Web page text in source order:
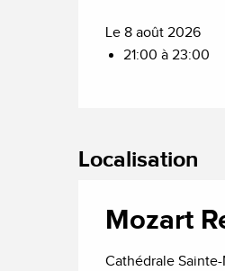
Le 8 août 2026
21:00 à 23:00
Localisation
Mozart
Cathédrale